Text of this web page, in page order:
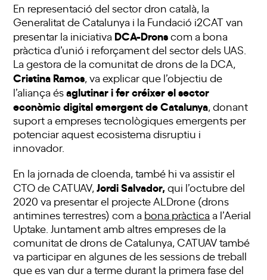
En representació del sector dron català, la
Generalitat de Catalunya i la Fundació i2CAT van
presentar la iniciativa DCA-Dronscom a bona
pràctica d’unió i reforçament del sector dels UAS.
La gestora de la comunitat de drons de la DCA,
Cristina Ramos, va explicar que l’objectiu de
l’aliança ésaglutinar i fer créixer el sector
econòmic digital emergent de Catalunya, donant
suport a empreses tecnològiques emergents per
potenciar aquest ecosistema disruptiu i
innovador.
En la jornada de cloenda, també hi va assistir el
CTO de CATUAV,Jordi Salvador, qui l’octubre del
2020 va presentar el projecte ALDrone (drons
antimines terrestres) com a bona pràctica a l’Aerial
Uptake. Juntament amb altres empreses de la
comunitat de drons de Catalunya, CATUAV també
va participar en algunes de les sessions de treball
que es van dur a terme durant la primera fase del